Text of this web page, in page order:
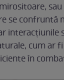
se confruntă
interacțiunile
cum ar
în